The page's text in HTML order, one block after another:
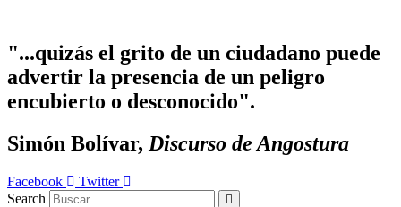
contenido
"...quizás el grito de un ciudadano puede
advertir la presencia de un peligro
encubierto o desconocido".
Simón Bolívar, Discurso de Angostura
Facebook
Twitter
Search